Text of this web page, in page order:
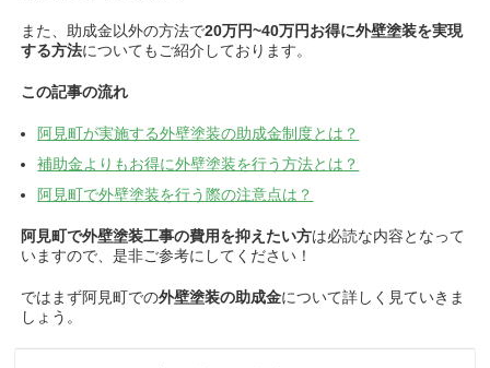
また、助成金以外の方法で20万円~40万円お得に外壁塗装を実現
する方法についてもご紹介しております。
この記事の流れ
阿見町が実施する外壁塗装の助成金制度とは？
補助金よりもお得に外壁塗装を行う方法とは？
阿見町で外壁塗装を行う際の注意点は？
阿見町で外壁塗装工事の費用を抑えたい方は必読な内容となって
いますので、是非ご参考にしてください！
ではまず阿見町での外壁塗装の助成金について詳しく見ていきま
しょう。